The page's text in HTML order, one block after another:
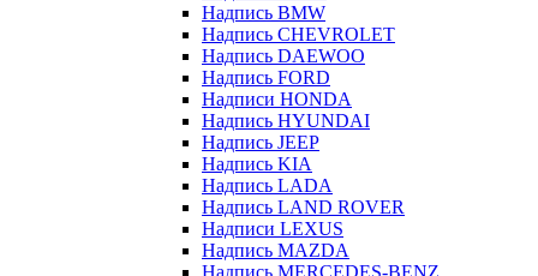
Надпись BMW
Надпись CHEVROLET
Надпись DAEWOO
Надпись FORD
Надписи HONDA
Надпись HYUNDAI
Надпись JEEP
Надпись KIA
Надпись LADA
Надпись LAND ROVER
Надписи LEXUS
Надпись MAZDA
Надпись MERCEDES-BENZ